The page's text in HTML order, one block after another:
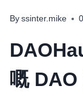
สินค้าตามแบรนด์
By ssinter.mike
嘅 DAO